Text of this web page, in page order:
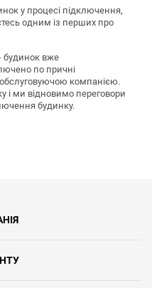
у процесі підключення,
одним із перших про
будинок вже
по причні
компанією.
ми відновимо переговори
будинку.